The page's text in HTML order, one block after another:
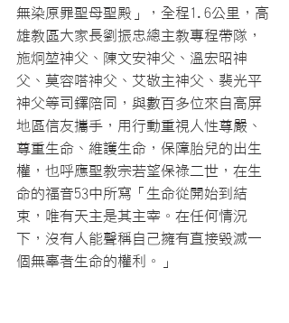
無染原罪聖母聖殿」，全程1.6公里，高
雄教區大家長劉振忠總主教專程帶隊，
施炯堃神父、陳文安神父、溫宏昭神
父、莫容嗒神父、艾敬主神父、裴光平
神父等司鐸陪同，與數百多位來自高屏
地區信友攜手，用行動重視人性尊嚴、
尊重生命、維護生命，保障胎兒的出生
權，也呼應聖教宗若望保祿二世，在生
命的福音53中所寫「生命從開始到結
束，唯有天主是其主宰。在任何情況
下，沒有人能聲稱自己擁有直接毀滅一
個無辜者生命的權利。」